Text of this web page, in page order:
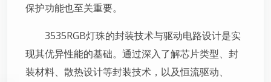
保护功能也至关重要。
3535RGB灯珠的封装技术与驱动电路设计是实
现其优异性能的基础。通过深入了解芯片类型、封
装材料、散热设计等封装技术，以及恒流驱动、